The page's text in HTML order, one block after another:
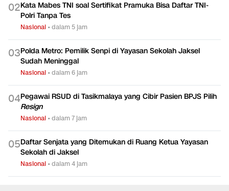
02Kata Mabes TNI soal Sertifikat Pramuka Bisa Daftar TNI-
Polri Tanpa Tes
Nasional •dalam 5 jam
03Polda Metro: Pemilik Senpi di Yayasan Sekolah Jaksel
Sudah Meninggal
Nasional •dalam 6 jam
04Pegawai RSUD di Tasikmalaya yang Cibir Pasien BPJS Pilih
Resign
Nasional •dalam 7 jam
05Daftar Senjata yang Ditemukan di Ruang Ketua Yayasan
Sekolah di Jaksel
Nasional •dalam 4 jam